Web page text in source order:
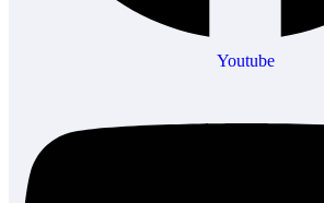
Youtube